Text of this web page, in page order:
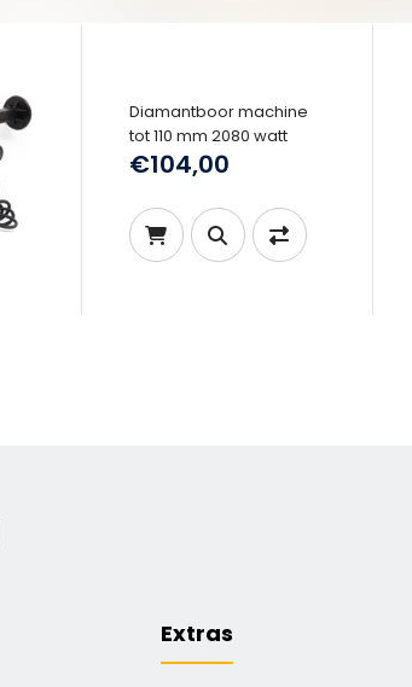
Diamantboor machine
tot 110 mm 2080 watt
€104,00
Extras